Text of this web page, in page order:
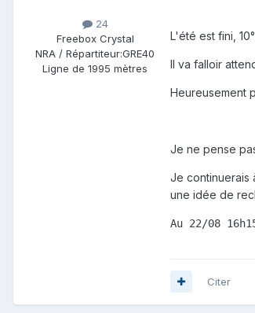
24
Freebox Crystal
NRA / Répartiteur:GRE40
Ligne de 1995 mètres
L'été est fini,
Il va falloir
Heureusement
Je ne pense
Je continuerais
une idée de
Au 22/08
Citer